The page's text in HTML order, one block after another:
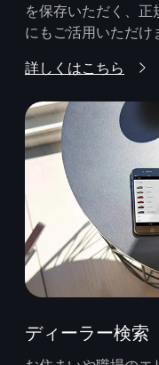
を保存いただく、
にもご活用いただけ
詳しくはこちら
ディーラー検索